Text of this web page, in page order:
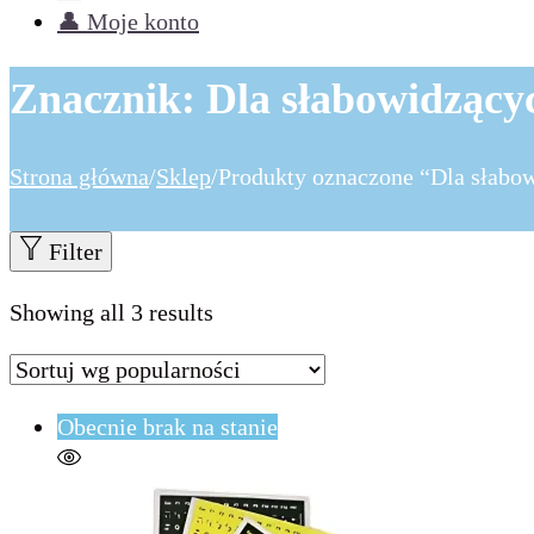
👤 Moje konto
Znacznik: Dla
Strona główna/Sklep/Produkty oznaczone “Dla
Filter
Showing all 3 results
Obecnie brak na stanie